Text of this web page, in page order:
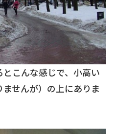
こんな感じで、小高い
せんが）の上にありま